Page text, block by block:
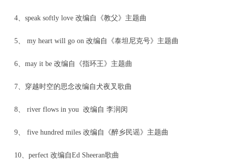
4、speak softly love 改编自《教父》主题曲
5、 my heart will go on 改编自《泰坦尼克号》主题曲
6、may it be 改编自《指环王》主题曲
7、穿越时空的思念改编自犬夜叉歌曲
8、 river flows in you 改编自 李润闵
9、 five hundred miles 改编自《醉乡民谣》主题曲
10、perfect 改编自Ed Sheeran歌曲